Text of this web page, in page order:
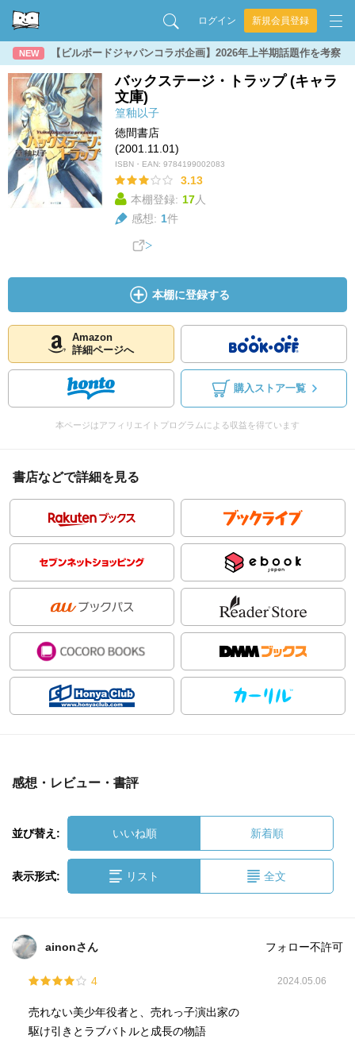
ログイン 新規会員登録
NEW 【ビルボードジャパンコラボ企画】2026年上半期話題作を考察
バックステージ・トラップ (キャラ
文庫)
篁釉以子
徳間書店
(2001.11.01)
ISBN・EAN: 9784199002083
3.13
本棚登録: 17人
感想: 1件
本棚に登録する
Amazon
詳細ページへ
購入ストア一覧
本ページはアフィリエイトプログラムによる収益を得ています
書店などで詳細を見る
感想・レビュー・書評
並び替え: いいね順 新着順
表示形式: リスト 全文
ainonさん フォロー不許可
4 2024.05.06
売れない美少年役者と、売れっ子演出家の
駆け引きとラブバトルと成長の物語